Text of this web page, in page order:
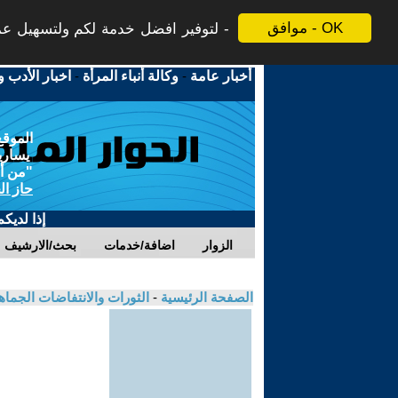
موافق - OK لتوفير افضل خدمة لكم ولتسهيل
أخبار عامة -وكالة أنباء المرأة - اخبار الأدب
"من
حاز
إذا
بحث/الارشيف اضافة/خدمات الزوار
الصفحة الرئيسية - الثورات والانتفاضات